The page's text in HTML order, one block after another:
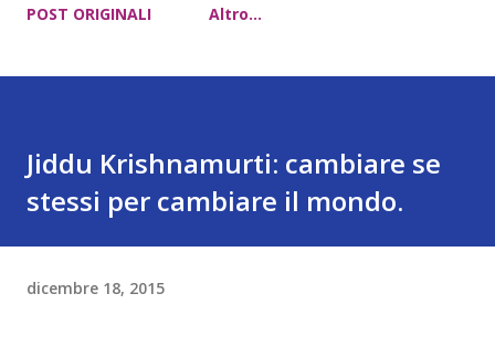
POST ORIGINALI Altro…
Jiddu Krishnamurti: cambiare se
stessi per cambiare il mondo.
dicembre 18, 2015